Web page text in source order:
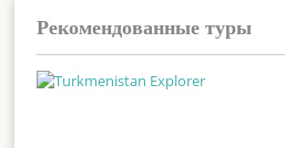
Рекомендованные туры